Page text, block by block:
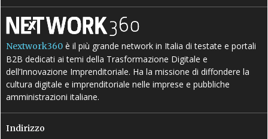
Nextwork360 è il più grande network in Italia di testate e portali
B2B dedicati ai temi della Trasformazione Digitale e
dell’Innovazione Imprenditoriale. Ha la missione di diffondere la
cultura digitale e imprenditoriale nelle imprese e pubbliche
amministrazioni italiane.
Indirizzo